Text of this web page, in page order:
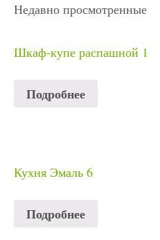
Недавно просмотренные
Шкаф-купе распашной 1
Подробнее
Кухня Эмаль 6
Подробнее